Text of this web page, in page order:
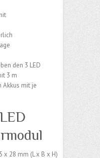
den 3 LED
3 m
Akkus mit je
x 28 mm (L x B x H)